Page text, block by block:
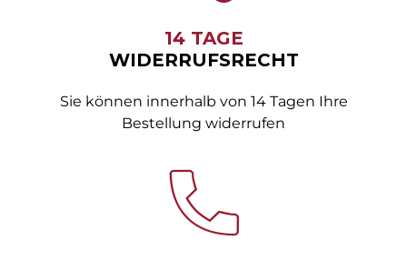
14 TAGE
WIDERRUFSRECHT
Sie können innerhalb von 14 Tagen Ihre
Bestellung widerrufen